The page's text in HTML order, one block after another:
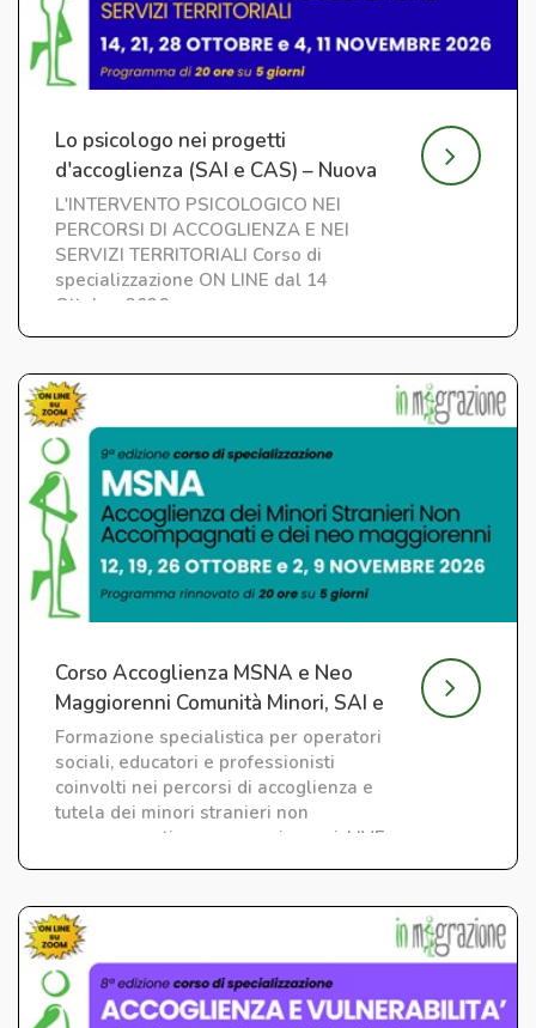
Lo psicologo nei progetti
d'accoglienza (SAI e CAS) – Nuova
edizione
L'INTERVENTO PSICOLOGICO NEI
PERCORSI DI ACCOGLIENZA E NEI
SERVIZI TERRITORIALI Corso di
specializzazione ON LINE dal 14
Ottobre 2026
Corso Accoglienza MSNA e Neo
Maggiorenni Comunità Minori, SAI e
CAS
Formazione specialistica per operatori
sociali, educatori e professionisti
coinvolti nei percorsi di accoglienza e
tutela dei minori stranieri non
accompagnati e neo maggiorenni. LIVE